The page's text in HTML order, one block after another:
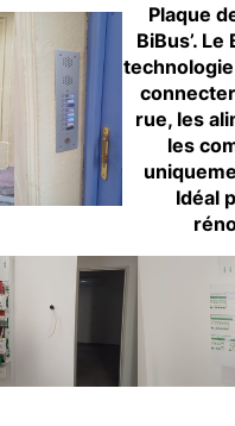
Plaque
BiBus’.
rue, les
les
Idéal